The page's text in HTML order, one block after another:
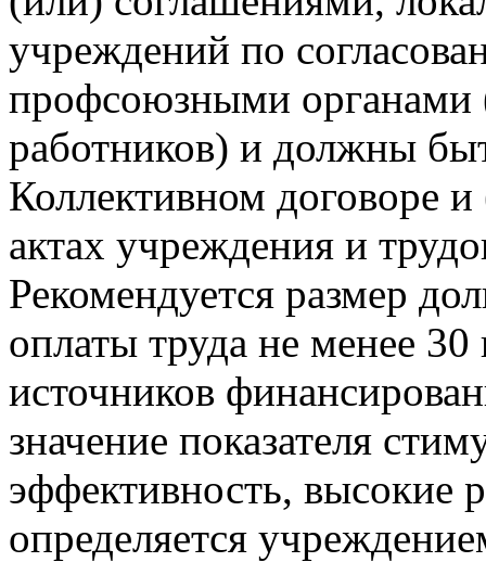
учреждений по
профсоюзными органами
работников) и должны
Коллективном договоре
актах учреждения и
Рекомендуется размер
оплаты труда не менее
источников
значение показателя
эффективность, высокие
определяется